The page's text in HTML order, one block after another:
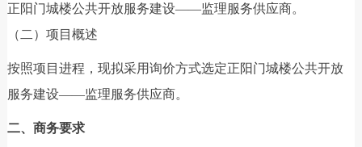
正阳门城楼公共开放服务建设——监理服务供应商。
（二）项目概述
按照项目进程，现拟采用询价方式选定正阳门城楼公共开放
服务建设——监理服务供应商。
二、商务要求